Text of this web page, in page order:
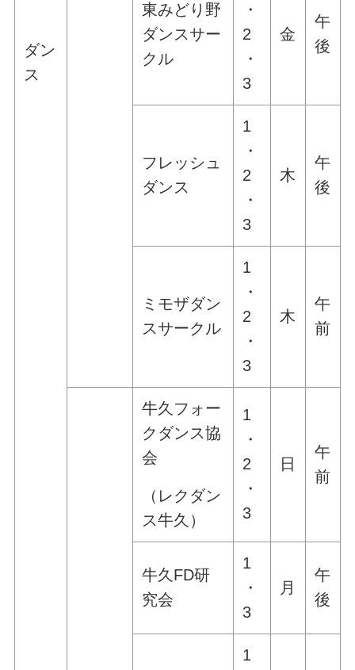
ダン
ス
東みどり野
ダンスサー
クル
・
2
・
3
金
午
後
フレッシュ
ダンス
1
・
2
・
3
木
午
後
ミモザダン
スサークル
1
・
2
・
3
木
午
前
牛久フォー
クダンス協
会
（レクダン
ス牛久）
1
・
2
・
3
日
午
前
牛久FD研
究会
1
・
3
月
午
後
1